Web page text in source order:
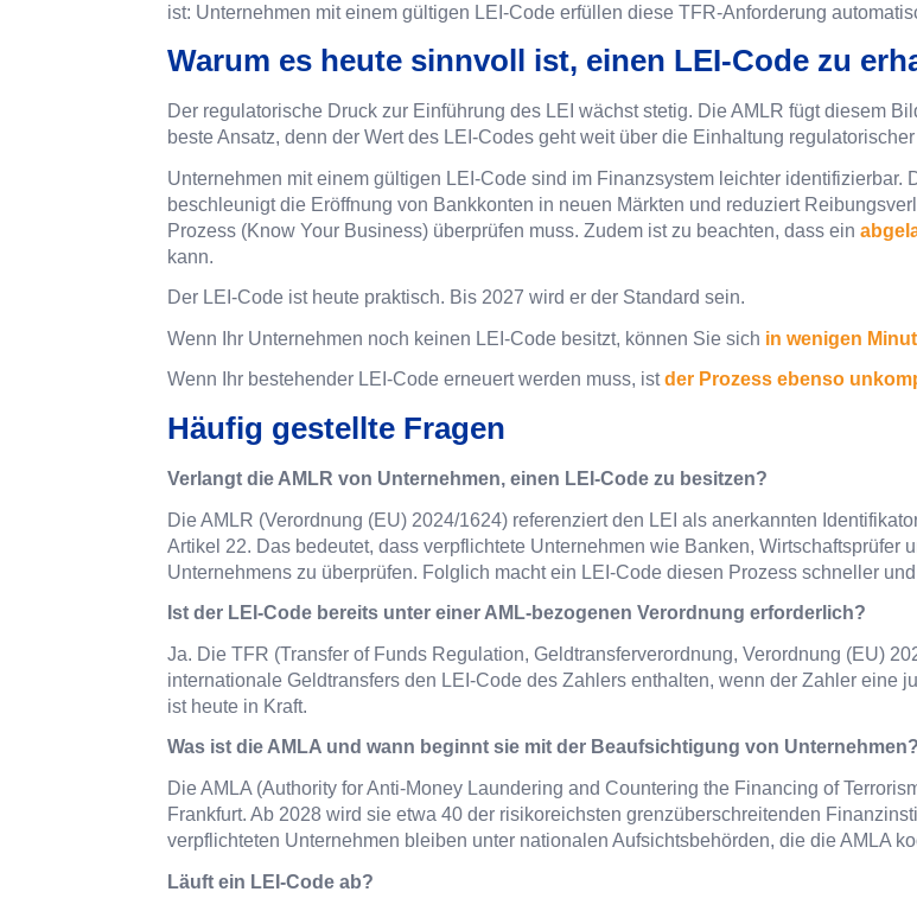
ist: Unternehmen mit einem gültigen LEI-Code erfüllen diese TFR-Anforderung
Warum es heute sinnvoll ist, einen LEI-Code zu
Der regulatorische Druck zur Einführung des LEI wächst stetig. Die AMLR fügt diesem
beste Ansatz, denn der Wert des LEI-Codes geht weit über die Einhaltung
Unternehmen mit einem gültigen LEI-Code sind im Finanzsystem leichter
beschleunigt die Eröffnung von Bankkonten in neuen Märkten und reduziert
Prozess (Know Your Business) überprüfen muss. Zudem ist zu beachten, dass ein
kann.
Der LEI-Code ist heute praktisch. Bis 2027 wird er der Standard sein.
Wenn Ihr Unternehmen noch keinen LEI-Code besitzt, können Sie sich in wenigen
Wenn Ihr bestehender LEI-Code erneuert werden muss, istder Prozess ebenso
Häufig gestellte Fragen
Verlangt die AMLR von Unternehmen, einen LEI-Code zu besitzen?
Die AMLR (Verordnung (EU) 2024/1624) referenziert den LEI als anerkannten
Artikel 22. Das bedeutet, dass verpflichtete Unternehmen wie Banken, Wirtschaftsprüfer
Unternehmens zu überprüfen. Folglich macht ein LEI-Code diesen Prozess schneller
Ist der LEI-Code bereits unter einer AML-bezogenen Verordnung erforderlich?
Ja. Die TFR (Transfer of Funds Regulation, Geldtransferverordnung, Verordnung (EU)
internationale Geldtransfers den LEI-Code des Zahlers enthalten, wenn der Zahler eine
ist heute in Kraft.
Was ist die AMLA und wann beginnt sie mit der Beaufsichtigung von Unternehmen?
Die AMLA (Authority for Anti-Money Laundering and Countering the Financing of
Frankfurt. Ab 2028 wird sie etwa 40 der risikoreichsten grenzüberschreitenden
verpflichteten Unternehmen bleiben unter nationalen Aufsichtsbehörden, die die AMLA
Läuft ein LEI-Code ab?